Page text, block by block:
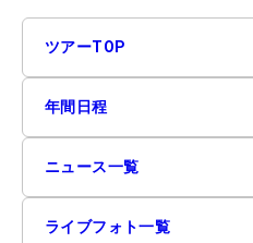
ツアーTOP
年間日程
ニュース一覧
ライブフォト一覧